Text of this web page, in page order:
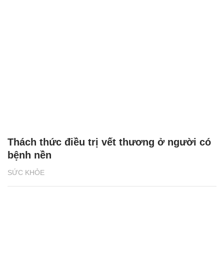
SỨC KHỎE
Thách thức điều trị vết thương ở người có
bệnh nền